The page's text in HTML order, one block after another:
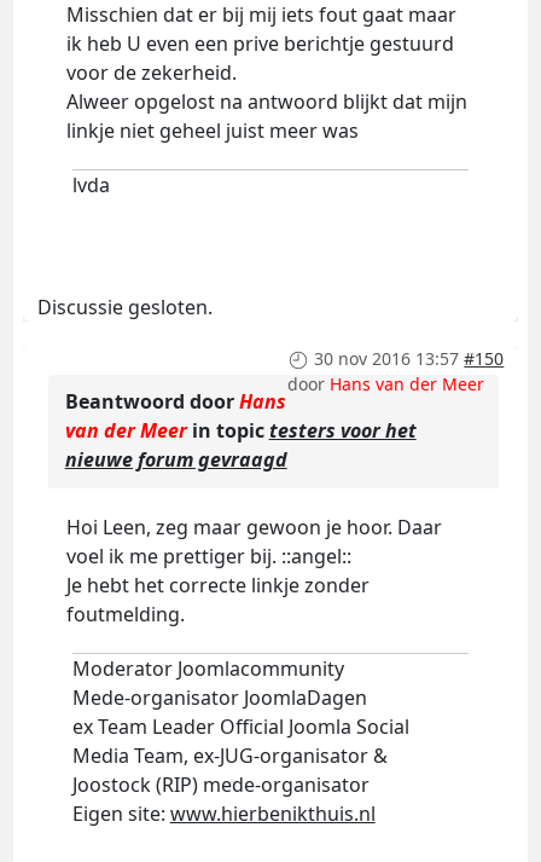
Misschien dat er bij mij iets fout gaat maar
ik heb U even een prive berichtje gestuurd
voor de zekerheid.
Alweer opgelost na antwoord blijkt dat mijn
linkje niet geheel juist meer was
lvda
Discussie gesloten.
30 nov 2016 13:57 #150
door Hans van der Meer
Beantwoord doorHans
van der Meerin topictesters voor het
nieuwe forum gevraagd
Hoi Leen, zeg maar gewoon je hoor. Daar
voel ik me prettiger bij. ::angel::
Je hebt het correcte linkje zonder
foutmelding.
Moderator Joomlacommunity
Mede-organisator JoomlaDagen
ex Team Leader Official Joomla Social
Media Team, ex-JUG-organisator &
Joostock (RIP) mede-organisator
Eigen site: www.hierbenikthuis.nl